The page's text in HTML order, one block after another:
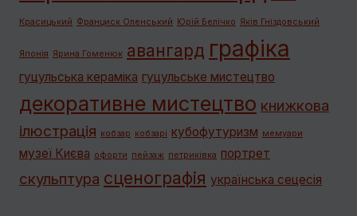
Красицький Франциск Оленський Юрій Белічко Яків Гніздовський
Японія Ярина Гоменюк авангард графiка
гуцульська кераміка гуцульське мистецтво
декоративне мистецтво книжкова
ілюстрація кобзар кобзарі кубофутуризм мемуари
музеї Києва офорти пейзаж петриківка портрет
скульптура сценографія українська сецесія